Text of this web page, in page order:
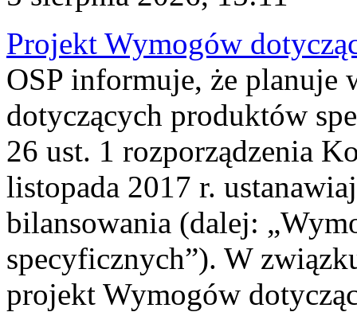
Projekt Wymogów
OSP informuje, że planuje
dotyczących produktów
26 ust. 1 rozporządzenia
listopada 2017 r.
bilansowania (dalej:
specyficznych”). W
projekt Wymogów